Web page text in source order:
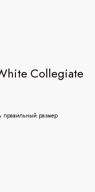
Collegiate
правильный размер